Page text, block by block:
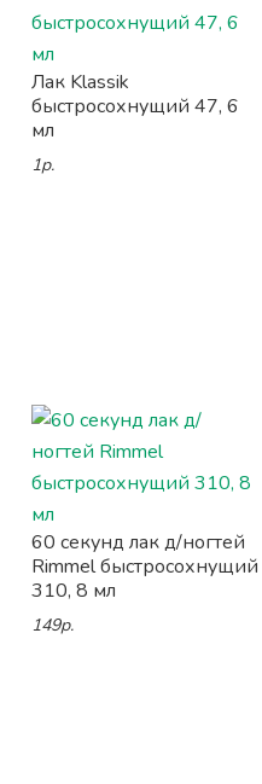
Лак Klassik
быстросохнущий 47, 6
мл
1р.
60 секунд лак д/ногтей
Rimmel быстросохнущий
310, 8 мл
149р.